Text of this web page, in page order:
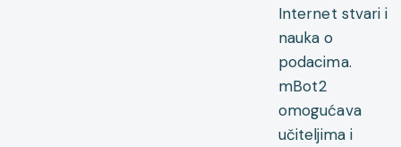
Internet stvari i
nauka o
podacima.
mBot2
omogućava
učiteljima i